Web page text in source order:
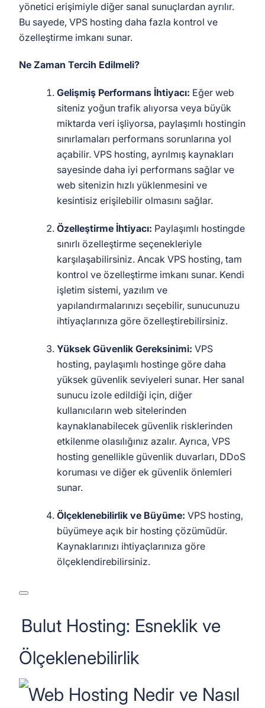
yönetici erişimiyle diğer sanal sunuçlardan ayrılır.
Bu sayede, VPS hosting daha fazla kontrol ve
özelleştirme imkanı sunar.
Ne Zaman Tercih Edilmeli?
Gelişmiş Performans İhtiyacı: Eğer web
siteniz yoğun trafik alıyorsa veya büyük
miktarda veri işliyorsa, paylaşımlı hostingin
sınırlamaları performans sorunlarına yol
açabilir. VPS hosting, ayrılmış kaynakları
sayesinde daha iyi performans sağlar ve
web sitenizin hızlı yüklenmesini ve
kesintisiz erişilebilir olmasını sağlar.
Özelleştirme İhtiyacı: Paylaşımlı hostingde
sınırlı özelleştirme seçenekleriyle
karşılaşabilirsiniz. Ancak VPS hosting, tam
kontrol ve özelleştirme imkanı sunar. Kendi
işletim sistemi, yazılım ve
yapılandırmalarınızı seçebilir, sunucunuzu
ihtiyaçlarınıza göre özelleştirebilirsiniz.
Yüksek Güvenlik Gereksinimi: VPS
hosting, paylaşımlı hostinge göre daha
yüksek güvenlik seviyeleri sunar. Her sanal
sunucu izole edildiği için, diğer
kullanıcıların web sitelerinden
kaynaklanabilecek güvenlik risklerinden
etkilenme olasılığınız azalır. Ayrıca, VPS
hosting genellikle güvenlik duvarları, DDoS
koruması ve diğer ek güvenlik önlemleri
sunar.
Ölçeklenebilirlik ve Büyüme: VPS hosting,
büyümeye açık bir hosting çözümüdür.
Kaynaklarınızı ihtiyaçlarınıza göre
ölçeklendirebilirsiniz.
Bulut Hosting: Esneklik ve
Ölçeklenebilirlik